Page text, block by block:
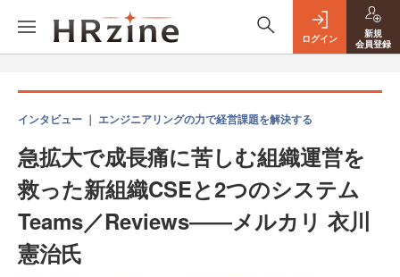
ログイン
新規
会員登録
インタビュー ｜ エンジニアリングの力で経営課題を解決する
急拡大で成長痛に苦しむ組織運営を
救った新組織CSEと2つのシステム
Teams／Reviews――メルカリ 衣川
憲治氏